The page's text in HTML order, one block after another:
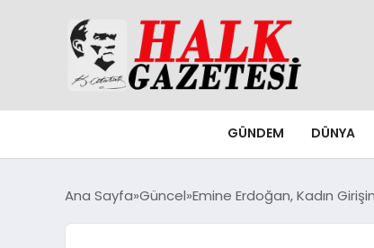
GÜNDEM DÜNYA
Ana Sayfa Güncel Emine Erdoğan, Kadın